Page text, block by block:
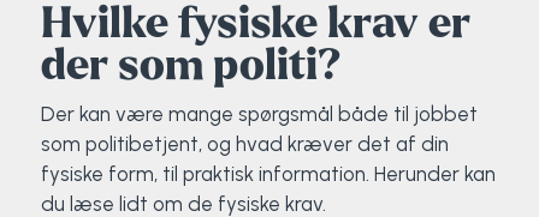
Hvilke fysiske krav er
der som politi?
Der kan være mange spørgsmål både til jobbet
som politibetjent, og hvad kræver det af din
fysiske form, til praktisk information. Herunder kan
du læse lidt om de fysiske krav.
Ski & snowboard
Spring
Styrketræning